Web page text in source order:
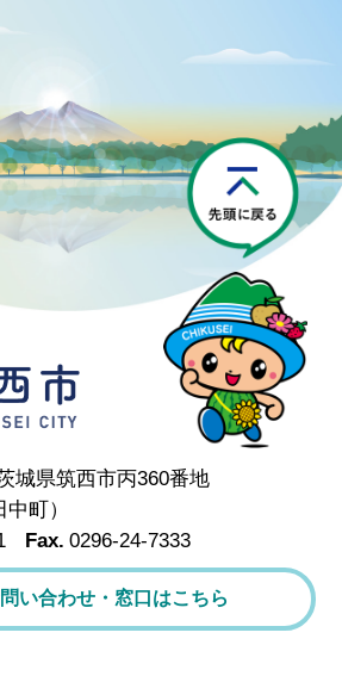
筑西市
城県筑西市丙360番地
町）
Fax. 0296-24-7333
い合わせ・窓口はこちら